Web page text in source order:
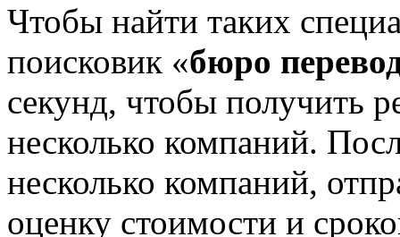
Чтобы найти таких
поисковик «бюро
секунд, чтобы получить
несколько компаний.
несколько компаний,
оценку стоимости и